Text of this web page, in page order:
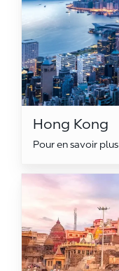
Hong Kong
Pour en savoir plus